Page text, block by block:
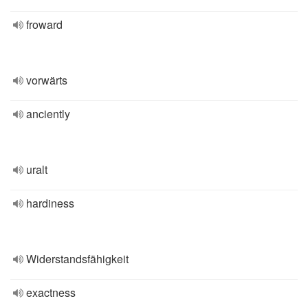
froward
vorwärts
anciently
uralt
hardiness
Widerstandsfähigkeit
exactness